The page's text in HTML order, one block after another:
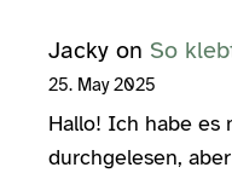
Jacky on So
25. May 2025
Hallo! Ich habe es
durchgelesen,